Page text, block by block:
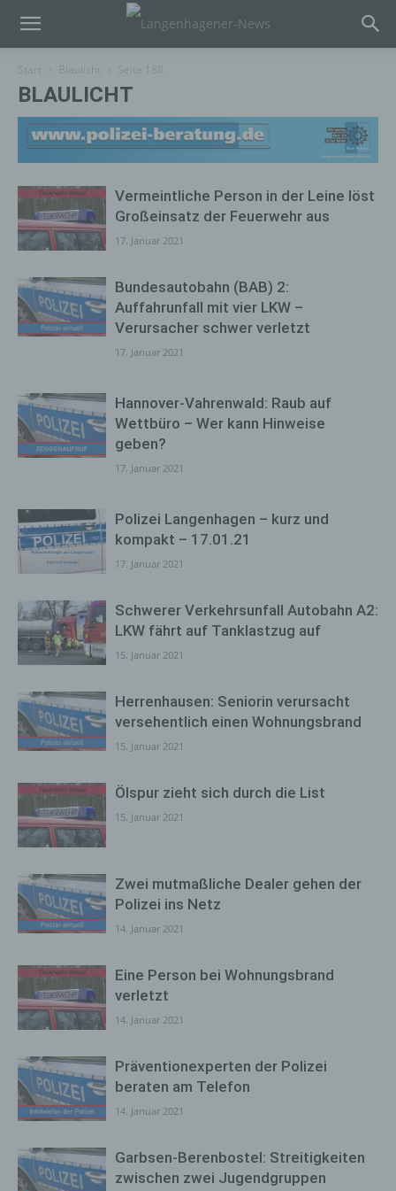
BLAULICHT
Vermeintliche Person in der Leine löst
Großeinsatz der Feuerwehr aus
17. Januar 2021
Bundesautobahn (BAB) 2:
Auffahrunfall mit vier LKW –
Verursacher schwer verletzt
17. Januar 2021
Hannover-Vahrenwald: Raub auf
Wettbüro – Wer kann Hinweise
geben?
17. Januar 2021
Polizei Langenhagen – kurz und
kompakt – 17.01.21
17. Januar 2021
Schwerer Verkehrsunfall Autobahn A2:
LKW fährt auf Tanklastzug auf
15. Januar 2021
Herrenhausen: Seniorin verursacht
versehentlich einen Wohnungsbrand
15. Januar 2021
Ölspur zieht sich durch die List
15. Januar 2021
Zwei mutmaßliche Dealer gehen der
Polizei ins Netz
14. Januar 2021
Eine Person bei Wohnungsbrand
verletzt
14. Januar 2021
Präventionexperten der Polizei
beraten am Telefon
14. Januar 2021
Garbsen-Berenbostel: Streitigkeiten
zwischen zwei Jugendgruppen